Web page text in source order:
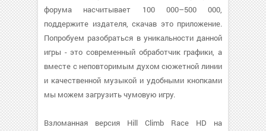
форума насчитывает 100 000–500 000,
поддержите издателя, скачав это приложение.
Попробуем разобраться в уникальности данной
игры - это современный обработчик графики, а
вместе с неповторимым духом сюжетной линии
и качественной музыкой и удобными кнопками
мы можем загрузить чумовую игру.
Взломанная версия Hill Climb Race HD на